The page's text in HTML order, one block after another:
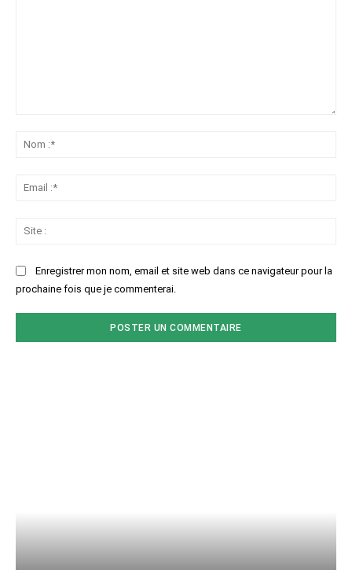
Enregistrer mon nom, email et site web dans ce navigateur pour la
prochaine fois que je commenterai.